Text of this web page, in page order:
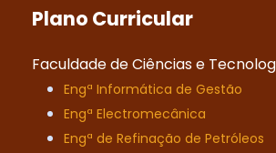
Plano Curricular
Faculdade de Ciências e
Engª Informática de Gestão
Engª Electromecânica
Engª de Refinação de Petróleos